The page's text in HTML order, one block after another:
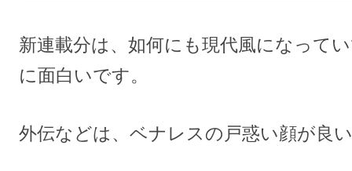
新連載分は、如何にも現代風になって
に面白いです。
外伝などは、ベナレスの戸惑い顔が良